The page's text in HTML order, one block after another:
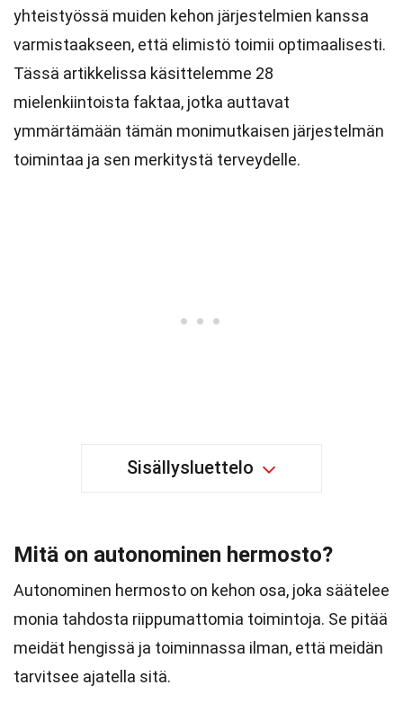
yhteistyössä muiden kehon järjestelmien kanssa
varmistaakseen, että elimistö toimii optimaalisesti.
Tässä artikkelissa käsittelemme 28
mielenkiintoista faktaa, jotka auttavat
ymmärtämään tämän monimutkaisen järjestelmän
toimintaa ja sen merkitystä terveydelle.
Sisällysluettelo
Mitä on autonominen hermosto?
Autonominen hermosto on kehon osa, joka säätelee
monia tahdosta riippumattomia toimintoja. Se pitää
meidät hengissä ja toiminnassa ilman, että meidän
tarvitsee ajatella sitä.